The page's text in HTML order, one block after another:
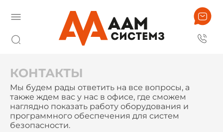
КОНТАКТЫ
Мы будем рады ответить на все вопросы, а
также ждем вас у нас в офисе, где сможем
наглядно показать работу оборудования и
программного обеспечения для систем
безопасности.